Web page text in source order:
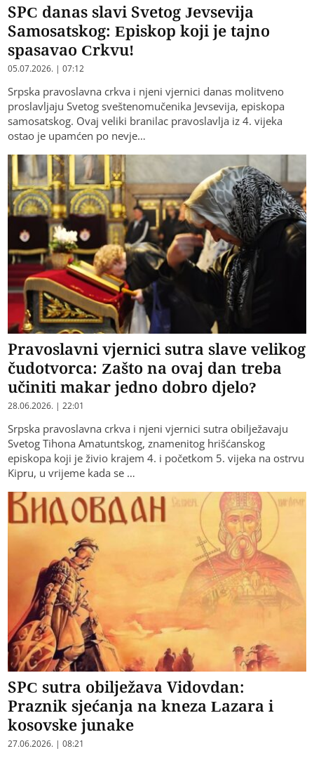
SPC danas slavi Svetog Jevsevija
Samosatskog: Episkop koji je tajno
spasavao Crkvu!
05.07.2026. | 07:12
Srpska pravoslavna crkva i njeni vjernici danas molitveno
proslavljaju Svetog sveštenomučenika Jevsevija, episkopa
samosatskog. Ovaj veliki branilac pravoslavlja iz 4. vijeka
ostao je upamćen po nevje…
Pravoslavni vjernici sutra slave velikog
čudotvorca: Zašto na ovaj dan treba
učiniti makar jedno dobro djelo?
28.06.2026. | 22:01
Srpska pravoslavna crkva i njeni vjernici sutra obilježavaju
Svetog Tihona Amatuntskog, znamenitog hrišćanskog
episkopa koji je živio krajem 4. i početkom 5. vijeka na ostrvu
Kipru, u vrijeme kada se …
SPC sutra obilježava Vidovdan:
Praznik sjećanja na kneza Lazara i
kosovske junake
27.06.2026. | 08:21